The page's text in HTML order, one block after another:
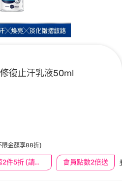
復止汗乳液50ml
第2件5折 (請任選2件商品) 會員點數2倍送
限金額享88折)